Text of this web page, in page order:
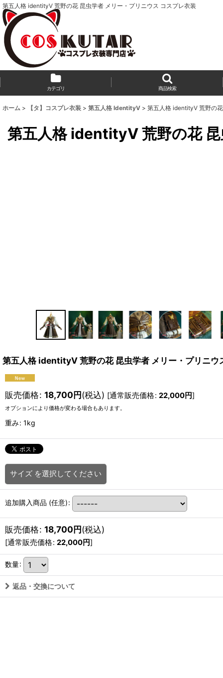
第五人格 identityV 荒野の花 昆虫学者 メリー・プリニウス コスプレ衣装
カテゴリ 商品検索
ホーム > 【タ】コスプレ衣装 > 第五人格 IdentityV > 第五人格 identityV 荒野の
第五人格 identityV 荒野の花
第五人格 identityV 荒野の花 昆虫学者 メリー・プリニウ
販売価格: 18,700円(税込) [通常販売価格: 22,000円]
オプションにより価格が変わる場合もあります。
重み: 1kg
サイズ を選択してください
追加購入商品 (任意):
販売価格: 18,700円(税込)
[通常販売価格: 22,000円]
数量:
返品・交換について